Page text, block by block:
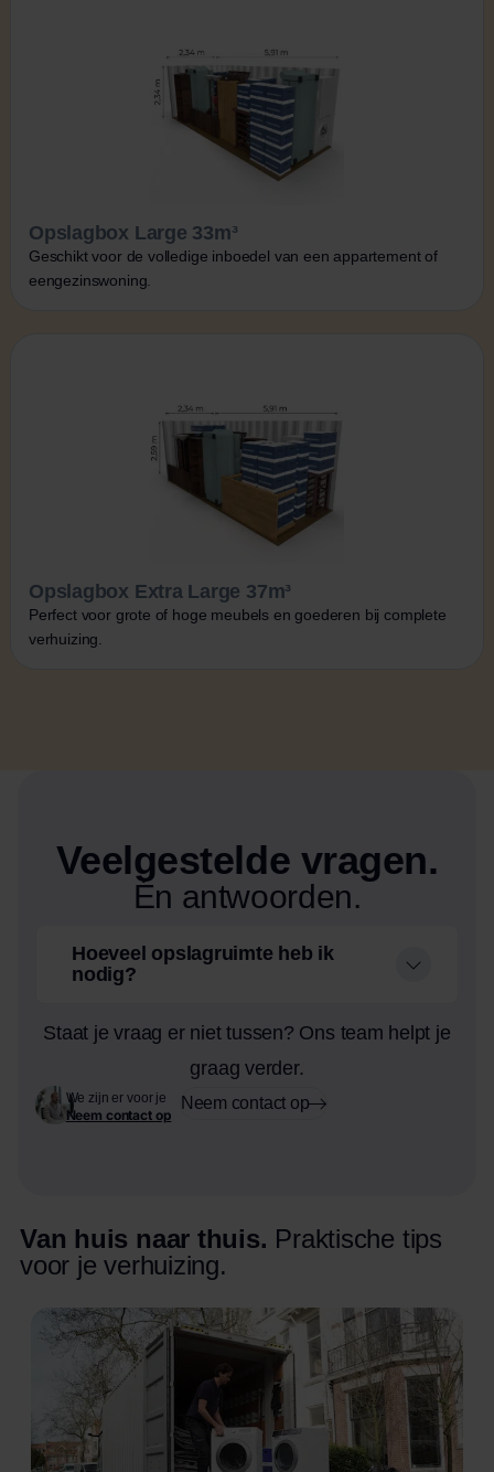
Opslagbox Large 33m³
Geschikt voor de volledige inboedel van een appartement of
eengezinswoning.
Opslagbox Extra Large 37m³
Perfect voor grote of hoge meubels en goederen bij complete
verhuizing.
Veelgestelde vragen.
Én antwoorden.
Hoeveel opslagruimte heb ik
nodig?
Staat je vraag er niet tussen? Ons team helpt je
graag verder.
We zijn er voor je
Neem contact op
Neem contact op
Van huis naar thuis. Praktische tips
voor je verhuizing.